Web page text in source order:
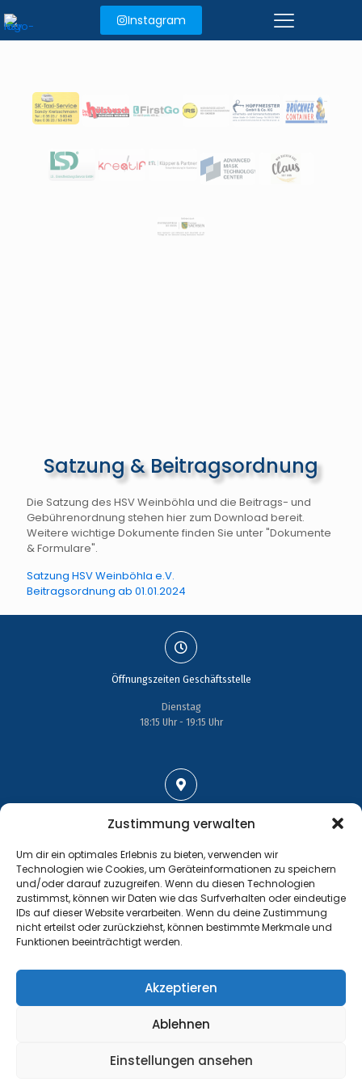
Zustimmung verwalten
Um dir ein optimales Erlebnis zu bieten, verwenden wir
Technologien wie Cookies, um Geräteinformationen zu speichern
und/oder darauf zuzugreifen. Wenn du diesen Technologien
zustimmst, können wir Daten wie das Surfverhalten oder eindeutige
IDs auf dieser Website verarbeiten. Wenn du deine Zustimmung
nicht erteilst oder zurückziehst, können bestimmte Merkmale und
Funktionen beeinträchtigt werden.
Akzeptieren
Ablehnen
Einstellungen ansehen
Instagram
Satzung & Beitragsordnung
Die Satzung des HSV Weinböhla und die Beitrags- und
Gebührenordnung stehen hier zum Download bereit.
Weitere wichtige Dokumente finden Sie unter "Dokumente
& Formulare".
Satzung HSV Weinböhla e.V.
Beitragsordnung ab 01.01.2024
Öffnungszeiten Geschäftsstelle
Dienstag
18:15 Uhr - 19:15 Uhr
Großenhainer Straße 17
01689 Wein­böhla
Kontakt
Tel.: +49 35243 477267
info@handball-weinboehla.de
Website Sponsored byPRODATIS CONSULTING AG